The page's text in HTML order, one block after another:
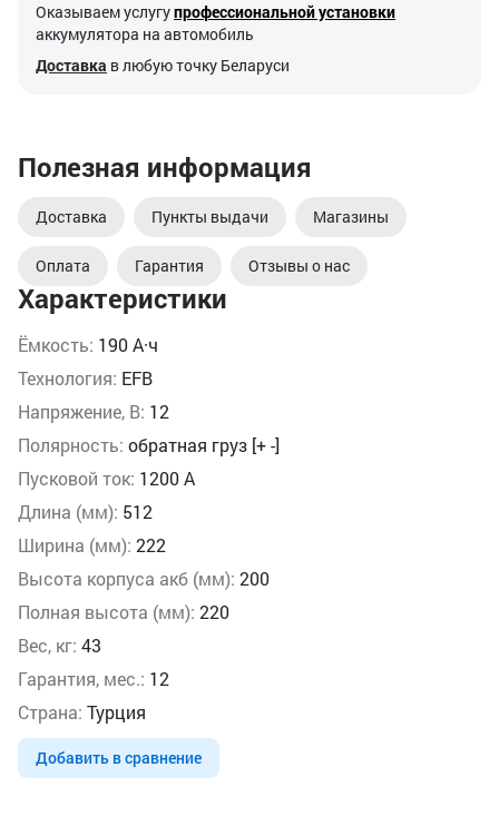
Характеристики
Ёмкость: 190 А·ч
Технология: EFB
Напряжение, В: 12
Полярность: обратная груз [+ -]
Пусковой ток: 1200 А
Длина (мм): 512
Ширина (мм): 222
Высота корпуса акб (мм): 200
Полная высота (мм): 220
Вес, кг: 43
Гарантия, мес.: 12
Страна: Турция
Добавить в сравнение
Оказываем услугупрофессиональной установки
аккумулятора на автомобиль
Доставка в любую точку Беларуси
Полезная информация
Доставка Пункты выдачи Магазины
Оплата Гарантия Отзывы о нас